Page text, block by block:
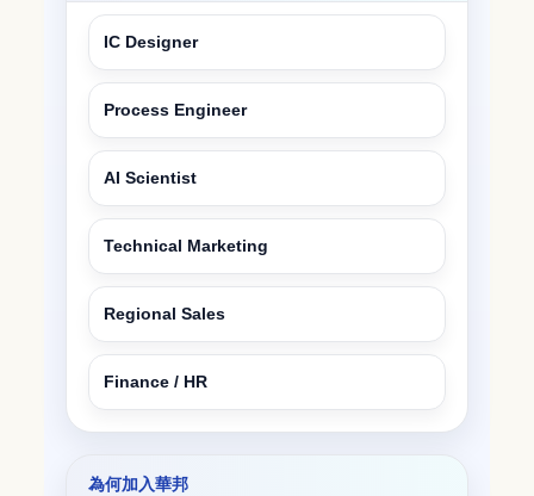
IC Designer
Process Engineer
AI Scientist
Technical Marketing
Regional Sales
Finance / HR
為何加入華邦